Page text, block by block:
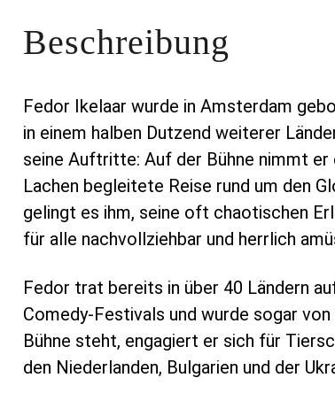
Beschreibung
Fedor Ikelaar wurde in Amsterdam
in einem halben Dutzend weiterer
seine Auftritte: Auf der Bühne nimmt
Lachen begleitete Reise rund um den
gelingt es ihm, seine oft chaotischen
für alle nachvollziehbar und herrlich
Fedor trat bereits in über 40 Ländern
Comedy-Festivals und wurde sogar
Bühne steht, engagiert er sich für
den Niederlanden, Bulgarien und der